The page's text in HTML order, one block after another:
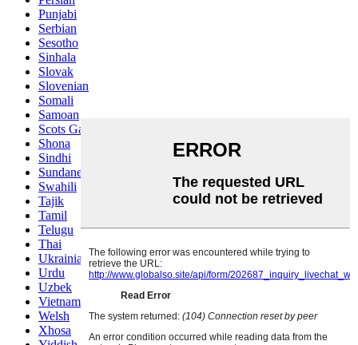
Punjabi
Serbian
Sesotho
Sinhala
Slovak
Slovenian
Somali
Samoan
Scots Gaelic
Shona
Sindhi
Sundanese
Swahili
Tajik
Tamil
Telugu
Thai
Ukrainian
Urdu
Uzbek
Vietnamese
Welsh
Xhosa